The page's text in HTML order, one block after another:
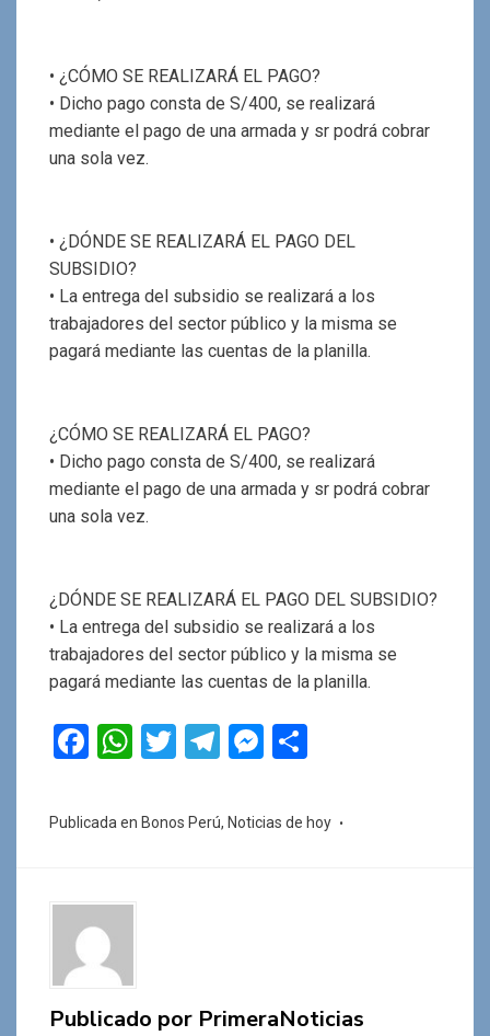
• ¿CÓMO SE REALIZARÁ EL PAGO?
• Dicho pago consta de S/400, se realizará
mediante el pago de una armada y sr podrá cobrar
una sola vez.
• ¿DÓNDE SE REALIZARÁ EL PAGO DEL
SUBSIDIO?
• La entrega del subsidio se realizará a los
trabajadores del sector público y la misma se
pagará mediante las cuentas de la planilla.
¿CÓMO SE REALIZARÁ EL PAGO?
• Dicho pago consta de S/400, se realizará
mediante el pago de una armada y sr podrá cobrar
una sola vez.
¿DÓNDE SE REALIZARÁ EL PAGO DEL SUBSIDIO?
• La entrega del subsidio se realizará a los
trabajadores del sector público y la misma se
pagará mediante las cuentas de la planilla.
F
ce
o
k
W
at
p
T
tt
T
e
M
se m
Publicada en Bonos Perú, Noticias de hoy
Publicado por PrimeraNoticias